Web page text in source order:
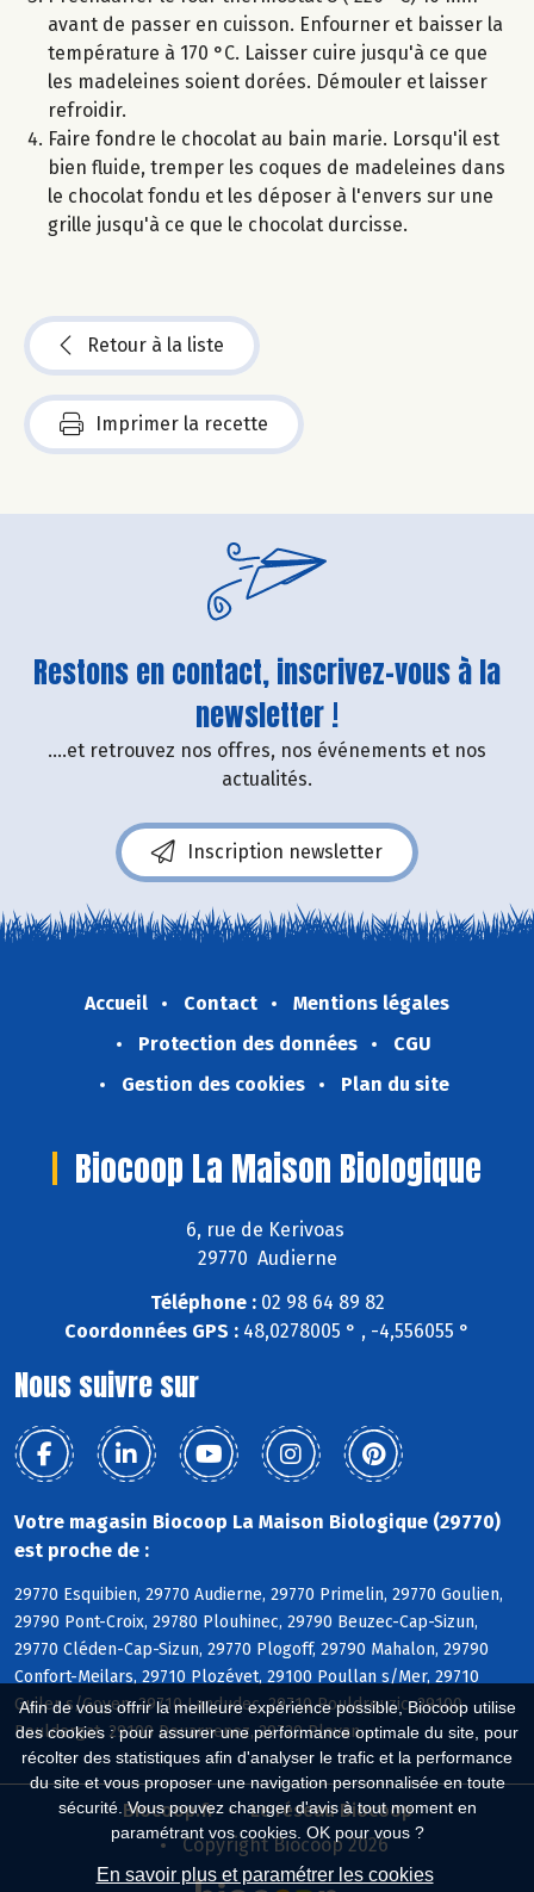
Afin de vous offrir la meilleure expérience possible, Biocoop utilise
des cookies : pour assurer une performance optimale du site, pour
récolter des statistiques afin d'analyser le trafic et la performance
du site et vous proposer une navigation personnalisée en toute
sécurité. Vous pouvez changer d'avis à tout moment en
paramétrant vos cookies. OK pour vous ?
En savoir plus et paramétrer les cookies
avant de passer en cuisson. Enfourner et baisser la
température à 170 °C. Laisser cuire jusqu'à ce que
les madeleines soient dorées. Démouler et laisser
refroidir.
Faire fondre le chocolat au bain marie. Lorsqu'il est
bien fluide, tremper les coques de madeleines dans
le chocolat fondu et les déposer à l'envers sur une
grille jusqu'à ce que le chocolat durcisse.
Retour à la liste
Imprimer la recette
Restons en contact, inscrivez-vous à la
newsletter !
....et retrouvez nos offres, nos événements et nos
actualités.
Inscription newsletter
Accueil Contact
Mentions légales
Protection des données
CGU
Gestion des cookies
Plan du site
Biocoop La Maison Biologique
6, rue de Kerivoas
29770 Audierne
Téléphone :02 98 64 89 82
Coordonnées GPS : 48,0278005 ° , -4,556055 °
Nous suivre sur
Votre magasin Biocoop La Maison Biologique (29770)
est proche de :
29770 Esquibien, 29770 Audierne, 29770 Primelin, 29770 Goulien,
29790 Pont-Croix, 29780 Plouhinec, 29790 Beuzec-Cap-Sizun,
29770 Cléden-Cap-Sizun, 29770 Plogoff, 29790 Mahalon, 29790
Confort-Meilars, 29710 Plozévet, 29100 Poullan s/Mer, 29710
Guiler s/Goyen, 29710 Landudec, 29710 Pouldreuzic, 29100
Pouldergat, 29100 Douarnenez, 29720 Plovan
Biocoop.fr
Le réseau Biocoop
Copyright Biocoop 2026